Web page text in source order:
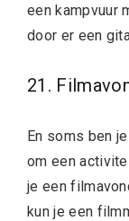
een kampvuur
door er een
21.
En soms ben
om een
je een
kun je een